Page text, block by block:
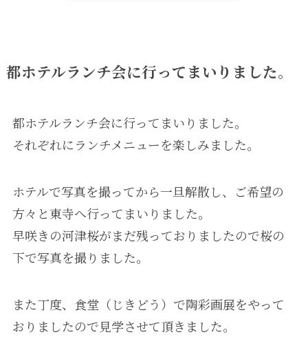
都ホテルランチ会に行ってまいりました。
都ホテルランチ会に行ってまいりました。
それぞれにランチメニューを楽しみました。
ホテルで写真を撮ってから一旦解散し、ご希望の
方々と東寺へ行ってまいりました。
早咲きの河津桜がまだ残っておりましたので桜の
下で写真を撮りました。
また丁度、食堂（じきどう）で陶彩画展をやって
おりましたので見学させて頂きました。